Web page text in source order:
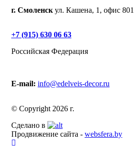
г. Смоленскул. Кашена, 1, офис 801
+7 (915) 630 06 63
Российская Федерация
E-mail: info@edelveis-decor.ru
© Copyright 2026 г.
Сделано в
Продвижение сайта - websfera.by